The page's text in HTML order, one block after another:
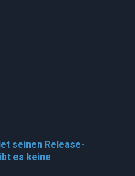
seinen Release-
es keine